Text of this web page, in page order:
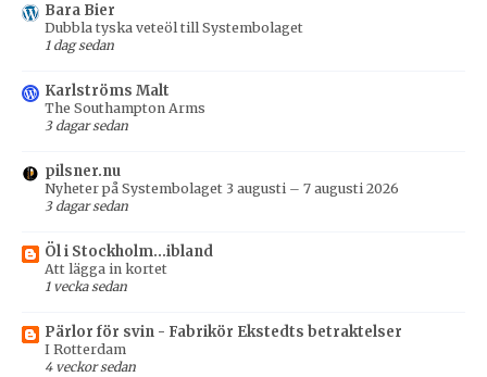
Bara Bier
Dubbla tyska veteöl till Systembolaget
1 dag sedan
Karlströms Malt
The Southampton Arms
3 dagar sedan
pilsner.nu
Nyheter på Systembolaget 3 augusti – 7 augusti 2026
3 dagar sedan
Öl i Stockholm...ibland
Att lägga in kortet
1 vecka sedan
Pärlor för svin - Fabrikör Ekstedts betraktelser
I Rotterdam
4 veckor sedan